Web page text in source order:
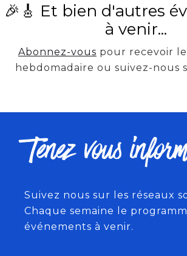
🎉🎸 Et bien d'autres
à venir...
Abonnez-vous pour recevoir
hebdomadaire ou suivez-nous
Tenez vous
Suivez nous sur les réseaux
Chaque semaine le
événements à venir.